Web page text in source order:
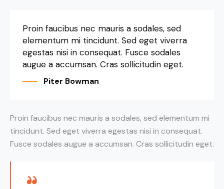
Proin faucibus nec mauris a sodales, sed
elementum mi tincidunt. Sed eget viverra
egestas nisi in consequat. Fusce sodales
augue a accumsan. Cras sollicitudin eget.
Piter Bowman
Proin faucibus nec mauris a sodales, sed elementum mi
tincidunt. Sed eget viverra egestas nisi in consequat.
Fusce sodales augue a accumsan. Cras sollicitudin eget.